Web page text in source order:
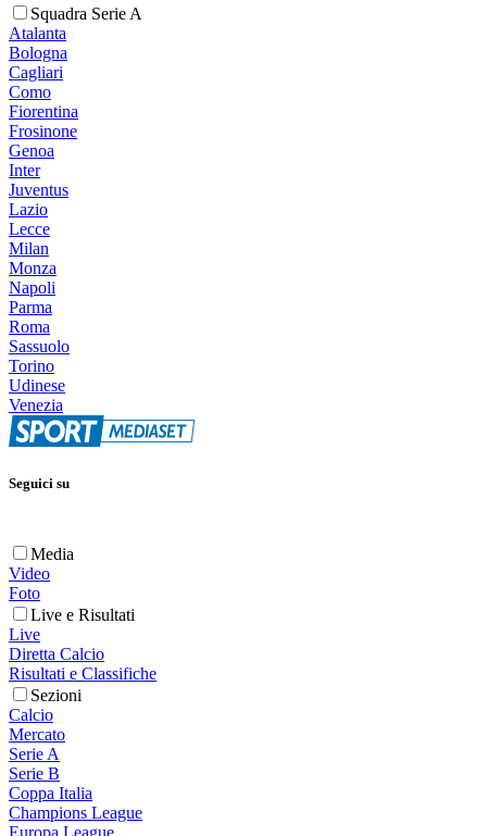
Squadra Serie A
Atalanta
Bologna
Cagliari
Como
Fiorentina
Frosinone
Genoa
Inter
Juventus
Lazio
Lecce
Milan
Monza
Napoli
Parma
Roma
Sassuolo
Torino
Udinese
Venezia
Seguici su
Media
Video
Foto
Live e Risultati
Live
Diretta Calcio
Risultati e Classifiche
Sezioni
Calcio
Mercato
Serie A
Serie B
Coppa Italia
Champions League
Europa League